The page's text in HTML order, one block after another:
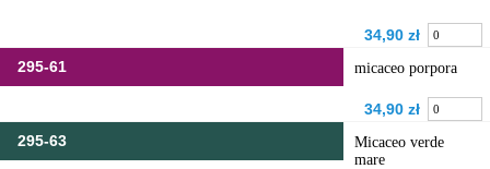
34,90 zł
295-61
micaceo porpora
34,90 zł
295-63
Micaceo verde
mare